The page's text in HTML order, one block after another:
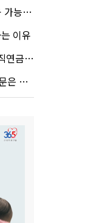
'글쎄'
이유
조언은
다